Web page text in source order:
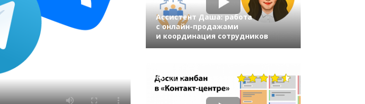
Ассистент Даша: работа
с онлайн-продажами
и координация сотрудников
2935